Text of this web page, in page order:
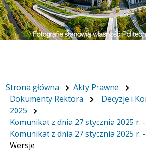
Strona główna
Akty Prawne
Dokumenty Rektora
Decyzje i
2025
Komunikat z dnia 27 stycznia 2025 r.
Komunikat z dnia 27 stycznia 2025 r.
Wersje